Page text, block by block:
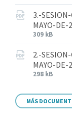
3.-
MAYO-DE-
309 kB
2.-
MAYO-DE-
298 kB
MÁS